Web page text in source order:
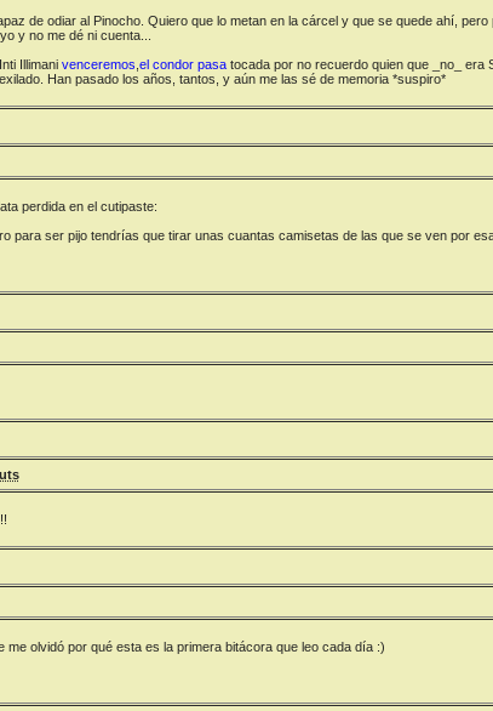
de odiar al Pinocho. Quiero que lo metan en la cárcel y que se quede ahí,
y no me dé ni cuenta...
Illimani venceremos el condor pasatocada por no recuerdo quien que _no_ era
Han pasado los años, tantos, y aún me las sé de memoria *suspiro*
perdida en el cutipaste:
para ser pijo tendrías que tirar unas cuantas camisetas de las que se ven por
me olvidó por qué esta es la primera bitácora que leo cada día :)